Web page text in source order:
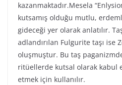
kazanmaktadır.Mesela
kutsamış olduğu mutlu,
gideceği yer olarak anlatılır.
adlandırılan Fulgurite taşı ise
oluşmuştur. Bu taş
ritüellerde kutsal olarak kabul
etmek için kullanılır.